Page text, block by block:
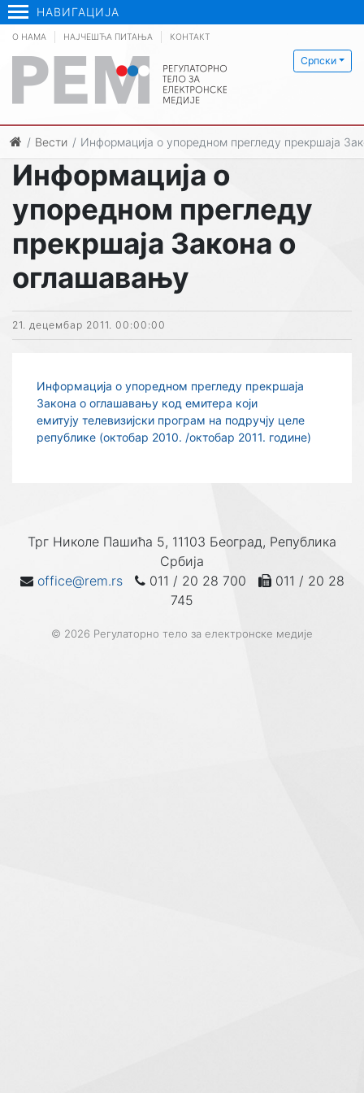
НАВИГАЦИЈА
Српски
О НАМА НАЈЧЕШЋА ПИТАЊА КОНТАКТ
Вести Информација о упоредном прегледу прекршаја
Информација о
упоредном прегледу
прекршаја Закона о
оглашавању
21. децембар 2011. 00:00:00
Информација о упоредном прегледу прекршаја
Закона о оглашавању код емитера који
емитују телевизијски програм на подручју целе
републике (октобар 2010. /октобар 2011. године)
Трг Николе Пашића 5, 11103 Београд, Република
Србија
office@rem.rs
011 / 20 28 700
011 / 20 28
745
© 2026 Регулаторно тело за електронске медије